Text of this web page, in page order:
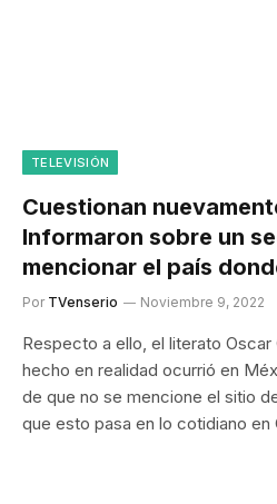
TELEVISIÓN
Cuestionan
Informaron sobre un
mencionar el país
Por TVenserio Noviembre 9, 2022
Respecto a ello, el literato
hecho en realidad ocurrió en
de que no se mencione el sitio
que esto pasa en lo cotidiano en